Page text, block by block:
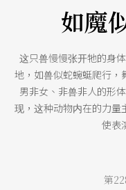
如魔
这只兽慢慢张开牠的身
地，如兽似蛇蜿蜓爬行，
男非女、非兽非人的形
现，这种动物内在的力量
使表
第